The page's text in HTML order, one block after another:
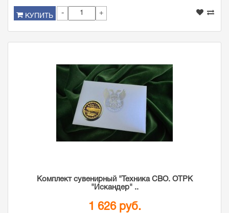
КУПИТЬ - +
Комплект сувенирный "Техника СВО. ОТРК
"Искандер" ..
1 626 руб.